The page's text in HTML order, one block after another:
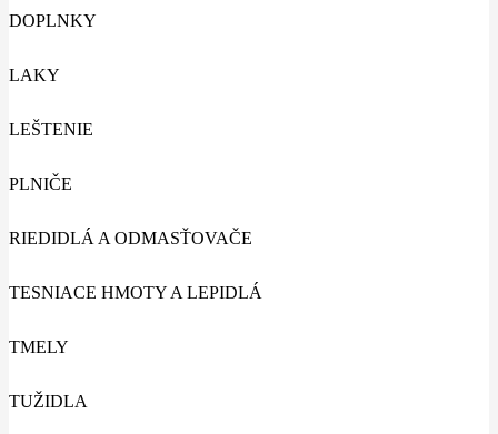
DOPLNKY
LAKY
LEŠTENIE
PLNIČE
RIEDIDLÁ A ODMASŤOVAČE
TESNIACE HMOTY A LEPIDLÁ
TMELY
TUŽIDLA